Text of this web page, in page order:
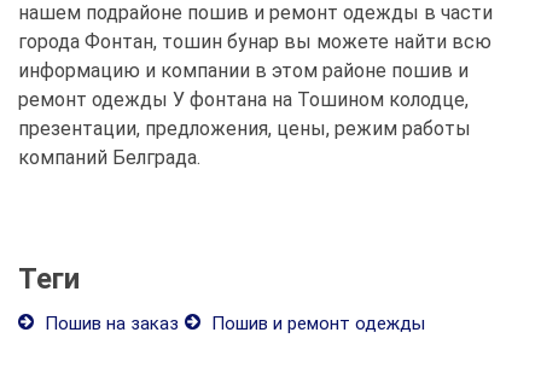
нашем подрайоне пошив и ремонт одежды в части
города Фонтан, тошин бунар вы можете найти всю
информацию и компании в этом районе пошив и
ремонт одежды У фонтана на Тошином колодце,
презентации, предложения, цены, режим работы
компаний Белграда.
Теги
Пошив на заказ Пошив и ремонт одежды